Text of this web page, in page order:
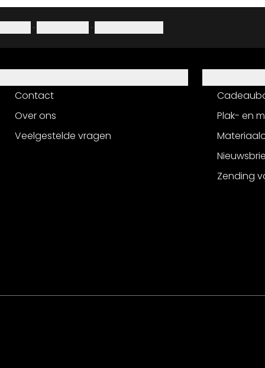
· ·
Contact
Over ons
Veelgestelde vragen
Plak- en
Zending